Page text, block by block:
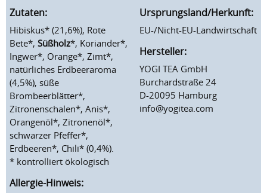
Zutaten:
Hibiskus* (21,6%), Rote
Bete*, Süßholz*, Koriander*,
Ingwer*, Orange*, Zimt*,
natürliches Erdbeeraroma
(4,5%), süße
Brombeerblätter*,
Zitronenschalen*, Anis*,
Orangenöl*, Zitronenöl*,
schwarzer Pfeffer*,
Erdbeeren*, Chili* (0,4%).
* kontrolliert ökologisch
Allergie-Hinweis:
Ursprungsland/Herkunft:
EU-/Nicht-EU-Landwirtschaft
Hersteller:
YOGI TEA GmbH
Burchardstraße 24
D-20095 Hamburg
info@yogitea.com